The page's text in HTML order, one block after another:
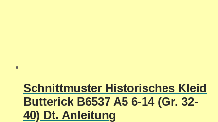
Schnittmuster Historisches Kleid
Butterick B6537 A5 6-14 (Gr. 32-
40) Dt. Anleitung